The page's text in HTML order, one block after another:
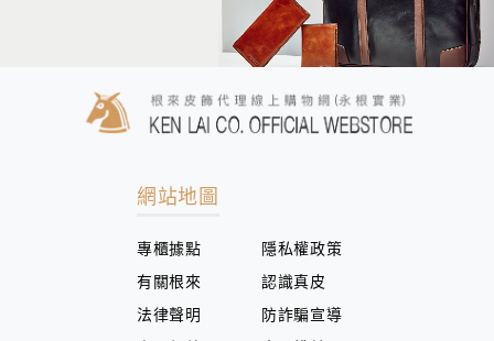
網站地圖
專櫃據點
隱私權政策
有關根來
認識真皮
法律聲明
防詐騙宣導